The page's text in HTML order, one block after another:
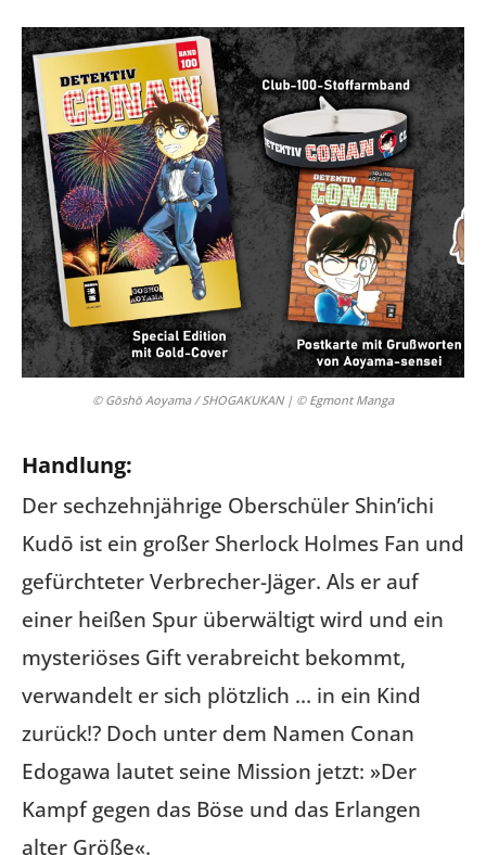
© Gōshō Aoyama / SHOGAKUKAN | © Egmont Manga
Handlung:
Der sechzehnjährige Oberschüler Shin’ichi
Kudō ist ein großer Sherlock Holmes Fan und
gefürchteter Verbrecher-Jäger. Als er auf
einer heißen Spur überwältigt wird und ein
mysteriöses Gift verabreicht bekommt,
verwandelt er sich plötzlich … in ein Kind
zurück!? Doch unter dem Namen Conan
Edogawa lautet seine Mission jetzt: »Der
Kampf gegen das Böse und das Erlangen
alter Größe«.